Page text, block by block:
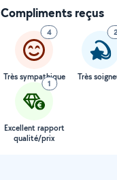
Compliments reçus
4
Très sympathique Très
1
Excellent rapport
qualité/prix